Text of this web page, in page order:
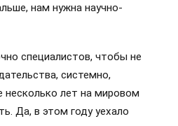
нам нужна научно-
специалистов, чтобы не
системно,
лет на мировом
Да, в этом году уехало